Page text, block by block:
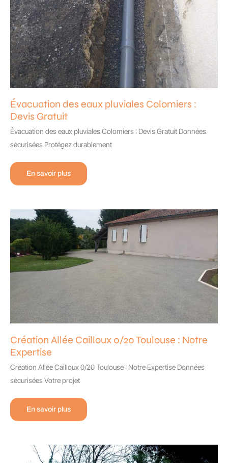
Évacuation des eaux pluviales Colomiers :
Devis Gratuit
Évacuation des eaux pluviales Colomiers : Devis Gratuit Données
sécurisées Protégez durablement
Évacuation
eaux
:
Devis
Gratuit
En savoir plus
Création Allée Cailloux 0/20 Toulouse : Notre
Expertise
Création Allée Cailloux 0/20 Toulouse : Notre Expertise Données
sécurisées Votre projet
Création
Cailloux
Notre
Expertise
En savoir plus